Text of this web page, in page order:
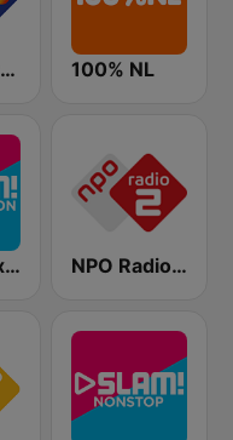
NPO Sterren 100% NL
SLAM! Mixmarathon NPO Radio 2